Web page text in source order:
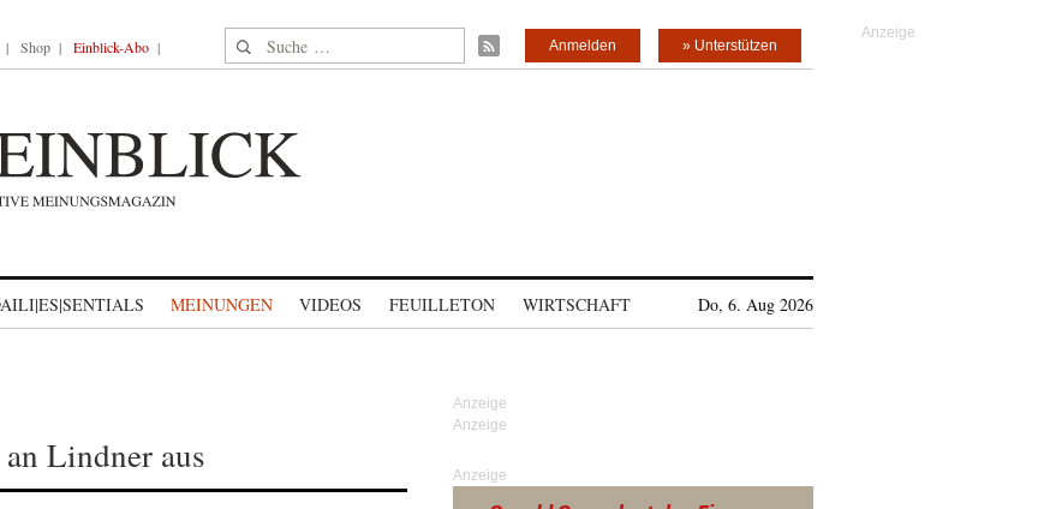
Shop Einblick-Abo Suche nach: » Unterstützen
Anmelden
MEINUNGEN VIDEOS FEUILLETON WIRTSCHAFT Do, 6. Aug 2026
Lindner aus Anzeige